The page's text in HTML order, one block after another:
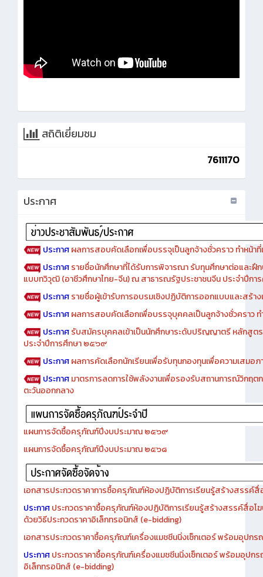
สถิติเยี่ยมชม
7611170
ประกาศ
ประกาศผลการสอบคัดเลือกเพื่อบรรจุเป็นลูกจ้างชั่วคราว ทำหน้าที่
ประกาศรายชื่อนักศึกษาที่ได้รับการพิจารณา รับทุนศึกษาต่อและฝึ
แบบทวิวุฒิ (อาชีวศึกษาไทย-จีน) ณ สาธารณรัฐประชาชนจีน ประจำปีก
ประกาศรายชื่อผู้เข้ารับการอบรมเชิงปฏิบัติการออกแบบและสร้า
ประกาศผลการสอบคัดเลือกเพื่อบรรจุบุคคลเป็นลูกจ้างชั่วคราว ท
ประกาศรับสมัครบุคคลเข้าเป็นนักศึกษาระดับปริญญาตรี หลักสูต
ประจำปีการศึกษา ๒๕๖๙
ประกาศผลการคัดเลือกนักเรียนเพื่อรับทุนกองทุนเพื่อความเสมอ
ประกาศมาตรการลดการใช้พลังงานเพื่อรองรับสถานการณ์วิกฤ
ตะวันออกกลาง
แผนการจัดซื้อครุภัณฑ์ปีงบประมาณ ๒๕๖๙
แผนการจัดซื้อครุภัณฑ์ปีงบประมาณ ๒๕๖๘
เอกสารประกวดราคาการซื้อครุภัณฑ์ห้องปฏิบัติการเรียนรู้สร้างสรรค์
ประกาศประกวดราคาซื้อครุภัณฑ์ห้องปฏิบัติการเรียนรู้สร้างสรรค์สื่อโ
ด้วยวิธีประกวดราคาอิเล็กทรอนิกส์ (e-bidding)
เอกสารประกวดราคาซื้อครุภัณฑ์เครื่องแมชชีนนิ่งเซ็กเตอร์ พร้อมอุปก
ประกาศประกวดราคาซื้อครุภัณฑ์เครื่องแมชชีนนิ่งเซ็กเตอร์ พร้อมอุปก
อิเล็กทรอนิกส์ (e-bidding)